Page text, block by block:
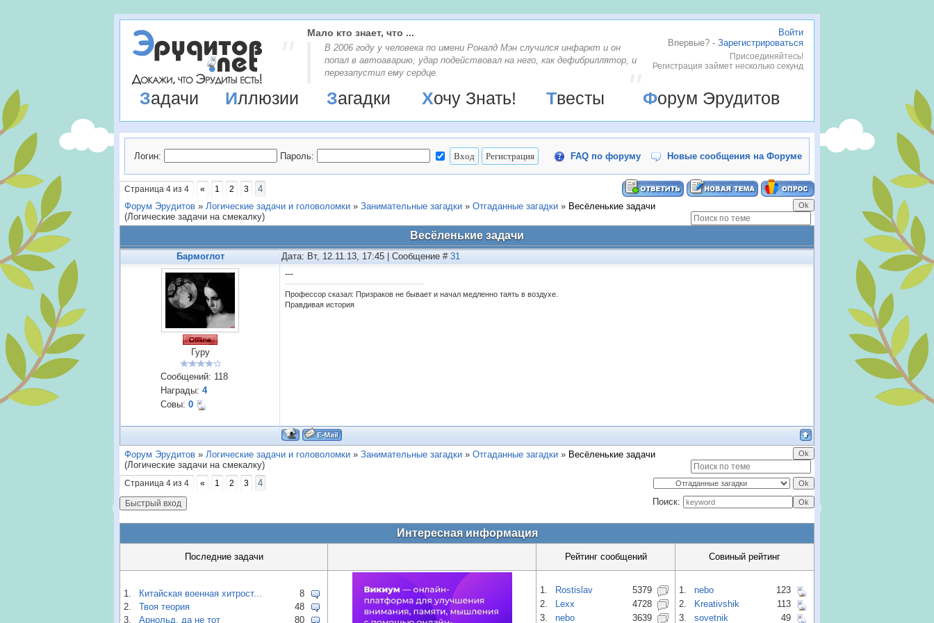
Войти
Впервые? - Зарегистрироваться
Присоединяйтесь!
Регистрация займет несколько секунд
Мало кто знает, что ...
В 2006 году у человека по имени Роналд Мэн случился инфаркт и он
попал в автоаварию; удар подействовал на него, как дефибриллятор, и
перезапустил ему сердце.
Задачи Иллюзии Загадки Хочу Знать! Твесты Форум Эрудитов
Логин: Пароль: FAQ по форуму Новые сообщения на Форуме
Страница 4 из 4 « 1 2 3
4
Форум Эрудитов » Логические задачи и головоломки » Занимательные загадки » Отгаданные загадки » Весёленькие задачи
(Логические задачи на смекалку)
Весёленькие задачи
Бармоглот Дата: Вт, 12.11.13, 17:45 | Сообщение # 31
Гуру
Сообщений: 118
Награды: 4
Совы: 0
---
Профессор сказал: Призраков не бывает и начал медленно таять в воздухе.
Правдивая история
Форум Эрудитов » Логические задачи и головоломки » Занимательные загадки » Отгаданные загадки » Весёленькие задачи
(Логические задачи на смекалку)
Страница 4 из 4 « 1 2 3
4
Поиск:
Интересная информация
Последние задачи Рейтинг сообщений Совиный рейтинг
1. Китайская военная хитрост...
8
2.
Твоя теория
48
3.
Арнольд, да не тот 80
1. Rostislav
5379
2.
Lexx
4728
3.
nebo 3639
1. nebo
123
2.
Kreativshik
113
3.
sovetnik 49